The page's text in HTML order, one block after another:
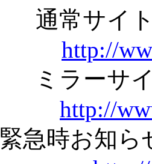
通常サイ
http://
ミラーサ
http://
緊急時お知ら